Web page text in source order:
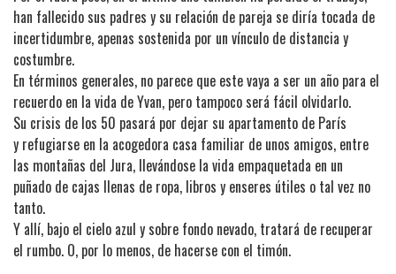
han fallecido sus padres y su relación de pareja se diría tocada de
incertidumbre, apenas sostenida por un vínculo de distancia y
costumbre.
En términos generales, no parece que este vaya a ser un año para el
recuerdo en la vida de Yvan, pero tampoco será fácil olvidarlo.
Su crisis de los 50 pasará por dejar su apartamento de París
y refugiarse en la acogedora casa familiar de unos amigos, entre
las montañas del Jura, llevándose la vida empaquetada en un
puñado de cajas llenas de ropa, libros y enseres útiles o tal vez no
tanto.
Y allí, bajo el cielo azul y sobre fondo nevado, tratará de recuperar
el rumbo. O, por lo menos, de hacerse con el timón.